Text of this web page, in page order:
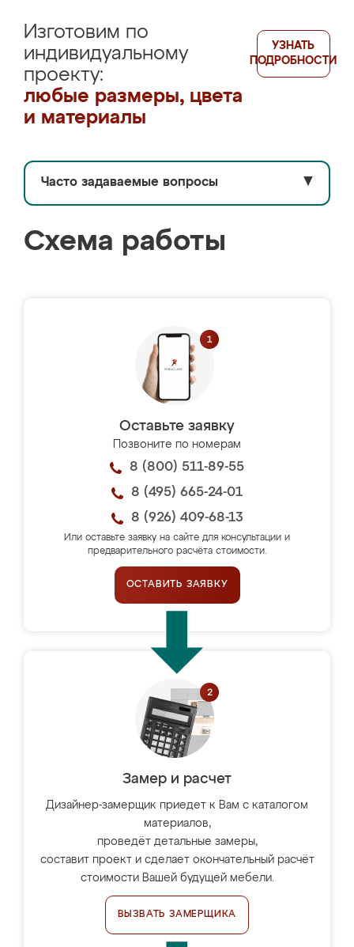
Изготовим по
индивидуальному
проекту:
любые размеры, цвета
и материалы
УЗНАТЬ
ПОДРОБНОСТИ
Часто задаваемые вопросы ▼
Схема работы
Оставьте заявку
Позвоните по номерам
8 (800) 511-89-55
8 (495) 665-24-01
8 (926) 409-68-13
Или оставьте заявку на сайте для консультации и
предварительного расчёта стоимости.
ОСТАВИТЬ ЗАЯВКУ
Замер и расчет
Дизайнер-замерщик приедет к Вам с каталогом
материалов,
проведёт детальные замеры,
составит проект и сделает окончательный расчёт
стоимости Вашей будущей мебели.
ВЫЗВАТЬ ЗАМЕРЩИКА